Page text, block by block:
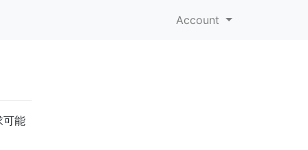
Account
可能